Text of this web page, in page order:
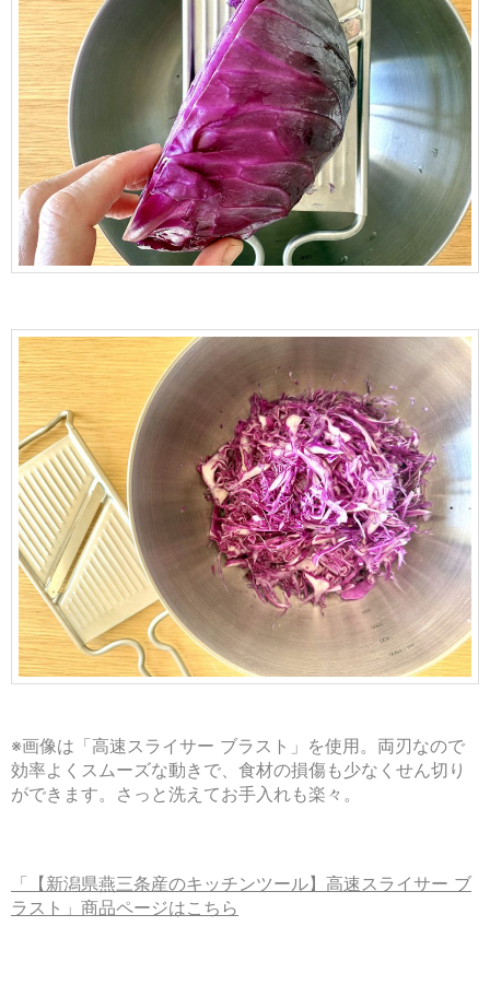
※画像は「高速スライサー ブラスト」を使用。両刃なので
効率よくスムーズな動きで、食材の損傷も少なくせん切り
ができます。さっと洗えてお手入れも楽々。
「【新潟県燕三条産のキッチンツール】高速スライサー ブ
ラスト」商品ページはこちら